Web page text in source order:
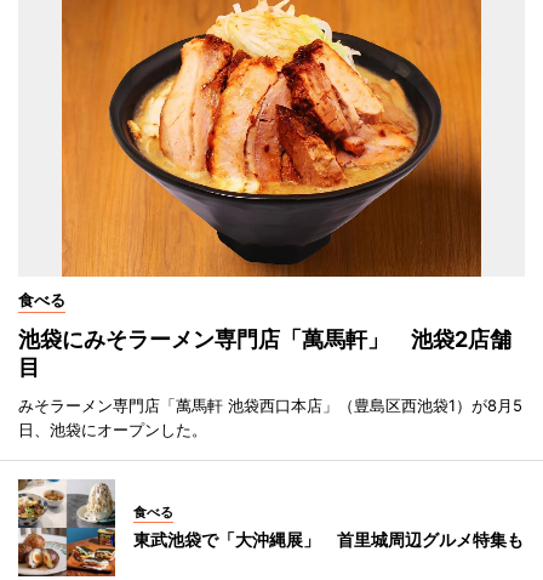
食べる
池袋にみそラーメン専門店「萬馬軒」 池袋2店舗
目
みそラーメン専門店「萬馬軒 池袋西口本店」（豊島区西池袋1）が8月5
日、池袋にオープンした。
食べる
東武池袋で「大沖縄展」 首里城周辺グルメ特集も